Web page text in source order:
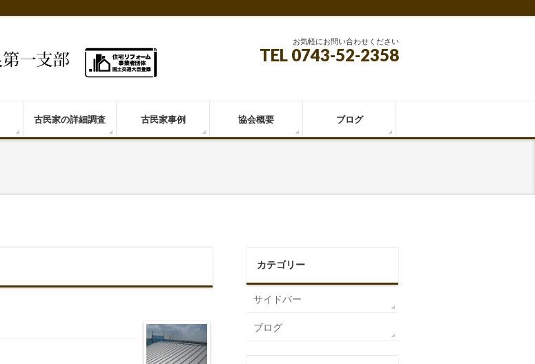
お気軽にお問い合わせください
TEL 0743-52-2358
古民家の詳細調査 古民家事例 協会概要 ブログ
カテゴリー
サイドバー
ブログ